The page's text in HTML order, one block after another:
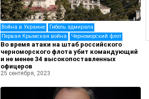
Война в Украине
Гибель адмирала
Первая Крымская война
Черноморский флот
Во время атаки на штаб российского
черноморского флота убит командующий
и не менее 34 высокопоставленных
офицеров
25 сентября, 2023